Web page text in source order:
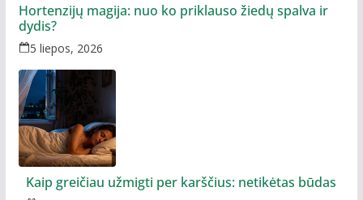
Hortenzijų magija: nuo ko priklauso žiedų spalva ir
dydis?
5 liepos, 2026
Kaip greičiau užmigti per karščius: netikėtas būdas